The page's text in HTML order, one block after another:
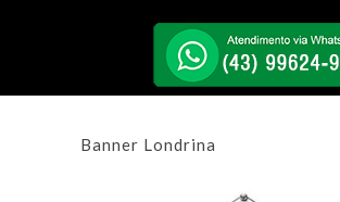
Banner Londrina